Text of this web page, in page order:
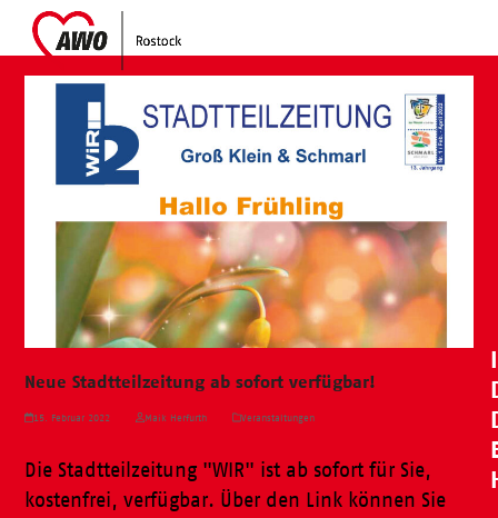
content
Open
mobile
menu
Close
mobile
menu
Neue Stadtteilzeitung ab sofort verfügbar!
15. Februar 2022 Maik Herfurth Veranstaltungen
Die Stadtteilzeitung "WIR" ist ab sofort für Sie,
kostenfrei, verfügbar. Über den Link können Sie